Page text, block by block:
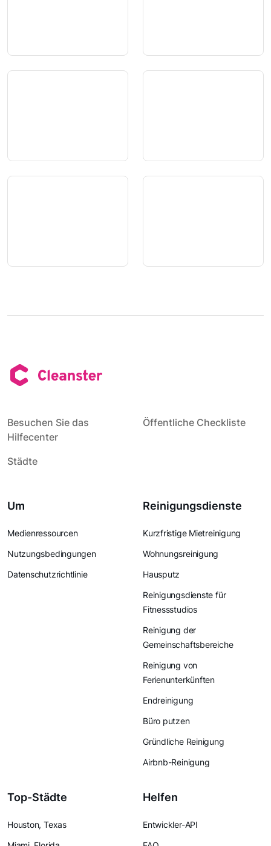
Besuchen Sie das
Hilfecenter
Öffentliche Checkliste
Städte
Um
Medienressourcen
Nutzungsbedingungen
Datenschutzrichtlinie
Reinigungsdienste
Kurzfristige Mietreinigung
Wohnungsreinigung
Hausputz
Reinigungsdienste für
Fitnessstudios
Reinigung der
Gemeinschaftsbereiche
Reinigung von
Ferienunterkünften
Endreinigung
Büro putzen
Gründliche Reinigung
Airbnb-Reinigung
Top-Städte
Houston, Texas
Helfen
Entwickler-API